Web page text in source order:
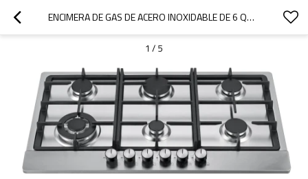
ENCIMERA DE GAS DE ACERO INOXIDABLE DE 6 QUEMADORES|MGBS-866B4|860MM
1 / 5